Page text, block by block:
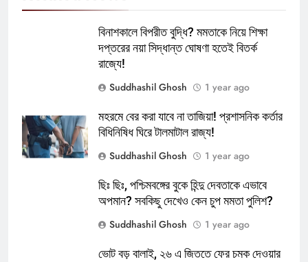
বিনাশকালে বিপরীত বুদ্ধি? মমতাকে নিয়ে শিক্ষা
দপ্তরের নয়া সিদ্ধান্ত ঘোষণা হতেই বিতর্ক
রাজ্যে!
Suddhashil Ghosh
1 year ago
মহরমে বের করা যাবে না তাজিয়া! প্রশাসনিক কর্তার
বিধিনিষিধ ঘিরে টালমাটাল রাজ্য!
Suddhashil Ghosh
1 year ago
ছিঃ ছিঃ, পশ্চিমবঙ্গের বুকে হিন্দু দেবতাকে এভাবে
অপমান? সবকিছু দেখেও কেন চুপ মমতা পুলিশ?
Suddhashil Ghosh
1 year ago
ভোট বড় বালাই, ২৬ এ জিততে ফের চমক দেওয়ার